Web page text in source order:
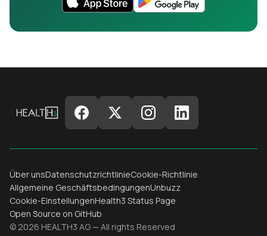
Über unsDatenschutzrichtlinieCookie-Richtlinie
Allgemeine GeschäftsbedingungenUnbuzz
Cookie-EinstellungenHealth3 Status Page
Open Source on GitHub
© 2026 HEALTH3 AG — All rights Reserved